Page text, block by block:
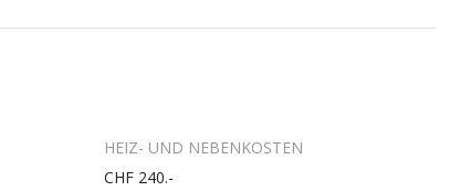
HEIZ- UND NEBENKOSTEN
CHF 240.-